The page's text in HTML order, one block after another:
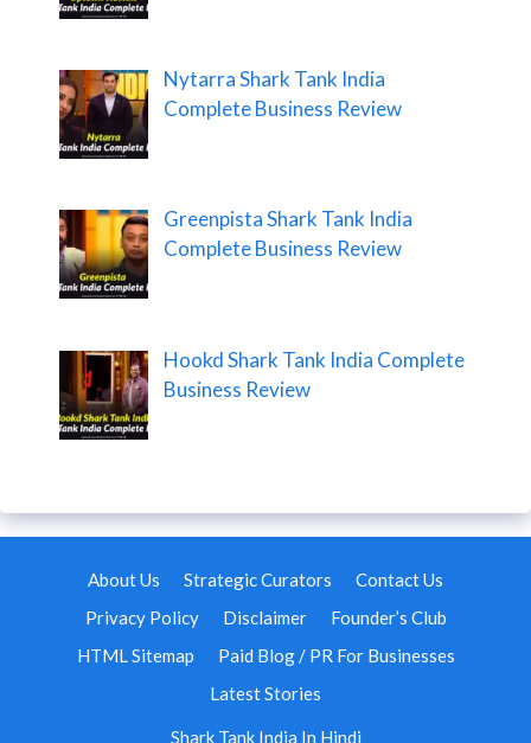
Nytarra Shark Tank India
Complete Business Review
Greenpista Shark Tank India
Complete Business Review
Hookd Shark Tank India Complete
Business Review
About Us Strategic Curators
Contact Us
Privacy Policy
Disclaimer
Founder’s Club
HTML Sitemap
Paid Blog / PR For Businesses
Latest Stories
Shark Tank India In Hindi